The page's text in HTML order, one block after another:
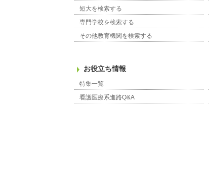
短大を検索する
専門学校を検索する
その他教育機関を検索する
お役立ち情報
特集一覧
看護医療系進路Q&A